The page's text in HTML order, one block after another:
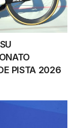
PISTA 2026